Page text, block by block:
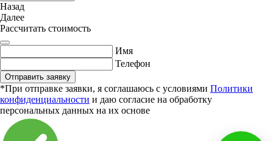
Назад
Далее
Рассчитать стоимость
Имя
Телефон
Отправить заявку
*При отправке заявки, я соглашаюсь с условиями Политики
конфиденциальности и даю согласие на обработку
персональных данных на их основе